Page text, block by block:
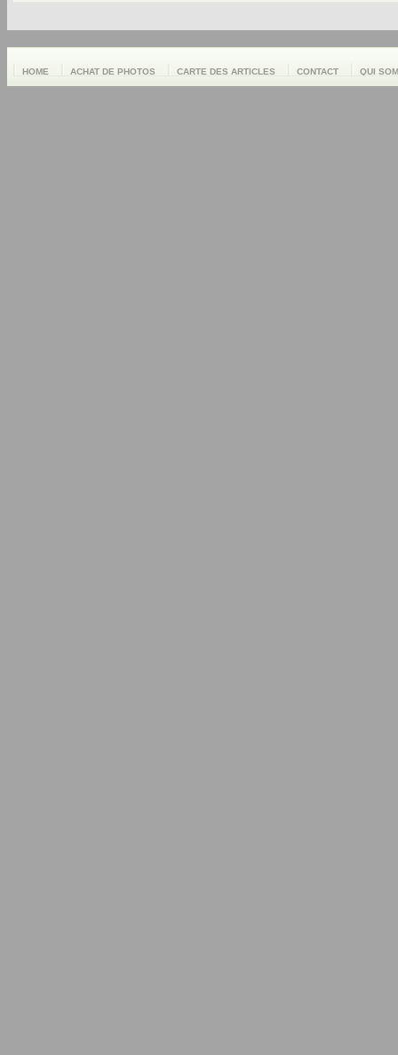
HOME ACHAT DE PHOTOS CARTE DES ARTICLES CONTACT QUI